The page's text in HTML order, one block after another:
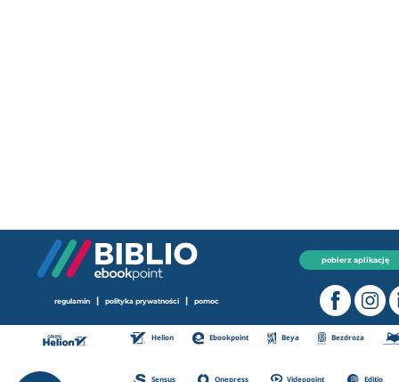
pobierz aplikację
regulamin | polityka prywatności | pomoc
Helion Ebookpoint Beya Bezdroza
Sensus Onepress Videopoint Editio